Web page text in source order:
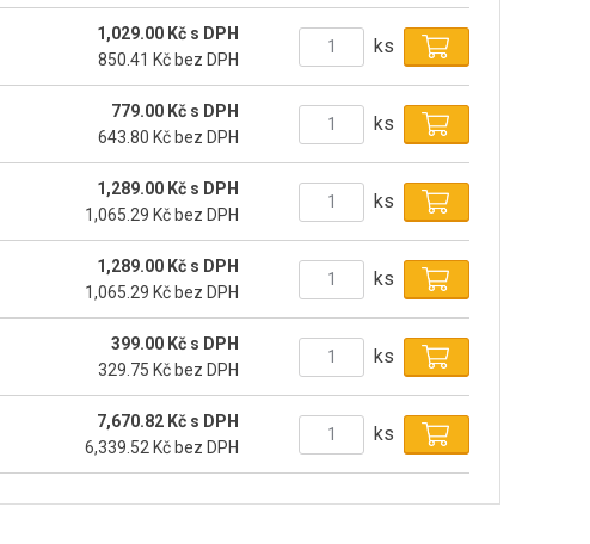
1,029.00 Kč s DPH
850.41 Kč bez DPH
ks
779.00 Kč s DPH
643.80 Kč bez DPH
ks
1,289.00 Kč s DPH
1,065.29 Kč bez DPH
ks
1,289.00 Kč s DPH
1,065.29 Kč bez DPH
ks
399.00 Kč s DPH
329.75 Kč bez DPH
ks
7,670.82 Kč s DPH
6,339.52 Kč bez DPH
ks